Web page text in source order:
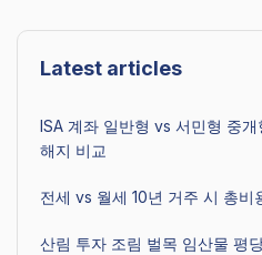
Latest articles
ISA 계좌 일반형 vs 서민형 중
해지 비교
전세 vs 월세 10년 거주 시 총비
산림 투자 조림 벌목 임산물 평